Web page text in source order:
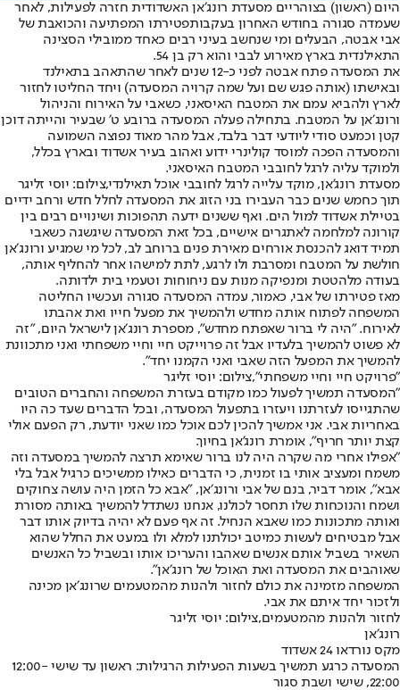
היום (ראשון) בצוהריים מסעדת רונג׳אן האשדודית חזרה לפעילות, לאחר
שעמדה סגורה בחודש האחרון בעקבותפטירתו המפתיעה והכואבת של
אבי אבטה, הבעלים ומי שנחשב בעיני רבים כאחד ממובילי הסצינה
התאילנדית בארץ מאירוע לבבי והוא רק בן 54.
את המסעדה פתח אבטה לפני כ-12 שנים לאחר שהתאהב בתאילנד
ובאישתו (אותה פגש שם ועל שמה קרויה המסעדה) ויחד החליטו לחזור
לארץ ולהביא עמם את המטבח האיסאני, כשאבי על האירוח והניהול
ורונג׳אן על המטבח. בתחילה פעלה המסעדה ברובע ט׳ שבעיר והייתה דוכן
קטן וכמעט סודי ליודעי דבר בלבד, אבל מהר מאוד נפוצה השמועה
והמסעדה הפכה למוסד קולינרי ידוע ואהוב בעיר אשדוד ובארץ בכלל,
ולמוקד עליה לרגל לחובבי המטבח האיסאני.
מסעדת רונג'אן, מוקד עלייה לרגל לחובבי אוכל תאילנדי,צילום: יוסי זליגר
תוך כחמש שנים כבר העבירו בני הזוג את המסעדה לחלל חדש ורחב ידיים
בטיילת אשדוד למול הים. ואף ששנים ידעה תהפוכות ושינויים רבים בין
קורונה למלחמה לאתגרים אישיים, בכל זאת המסעדה שיגשגה כשאבי
תמיד דואג להכנסת אורחים מאירת פנים ברוחב לב, לכל מי שמגיע ורונג׳אן
חולשת על המטבח ומסרבת ולו לרגע, לתת למישהו אחר להחליף אותה,
בעודה מלהטטת ומנפיקה מנות עם ניחוחות וטעמי בית ילדותה.
מאז פטירתו של אבי, כאמור, עמדה המסעדה סגורה ועכשיו החליטה
המשפחה לפתוח אותה מחדש ולהמשיך את מפעל חייו ואת אהבתו
לאירוח. ״היה לי ברור שאפתח מחדש״, מספרת רונג׳אן לישראל היום, ״זה
לא פשוט להמשיך בלעדיו אבל זה פרוייקט חיי וחיי משפחתי ואני מתכוונת
להמשיך את המפעל הזה שאבי ואני הקמנו יחד״.
"פרויקט חיי וחיי משפחתי",צילום: יוסי זליגר
״המסעדה תמשיך לפעול כמו מקודם בעזרת המשפחה והחברים הטובים
שהתגייסו לעזרתנו ויעזרו בתפעול המסעדה, ובכל הדברים שעד כה היו
באחריות אבי. אני אמשיך להכין לכם אוכל כמו שאני יודעת, רק הפעם אולי
קצת יותר חריף״, אומרת רונג'אן בחיוך.
״אפילו אחרי מה שקרה היה לנו ברור שאימא תרצה להמשיך במסעדה וזה
משמח ומעציב אותי בו זמנית, כי הדברים כאילו ממשיכים כרגיל אבל בלי
אבא״, אומר דביר, בנם של אבי ורונג׳אן, ״אבא כל הזמן היה עושה צחוקים
ושמח והנוכחות שלו תחסר לכולנו, אנחנו נשתדל להמשיך באותה מסורת
ואותה מתכונות כמו שאבא הנחיל. זה אף פעם לא יהיה בדיוק אותו דבר
אבל מבטיחים לעשות כמיטב יכולתנו למלא ולו במעט את החלל שהוא
השאיר בשביל אותם אנשים שאהבו והעריכו אותו ובשביל כל האנשים
שאוהבים את המסעדה ואת האוכל של רונג׳אן״.
המשפחה מזמינה את כולם לחזור ולהנות מהמטעמים שרונג׳אן מכינה
ולזכור יחד איתם את אבי.
לחזור ולהנות מהמטעמים,צילום: יוסי זליגר
רונג׳אן
מקס נורדאו 24 אשדוד
המסעדה כרגע תמשיך בשעות הפעילות הרגילות: ראשון עד שישי 12:00-
22:00, שישי ושבת סגור